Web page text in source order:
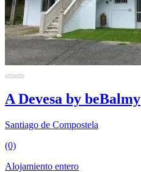
A Devesa by beBalmy
Santiago de Compostela
(0)
Alojamiento entero